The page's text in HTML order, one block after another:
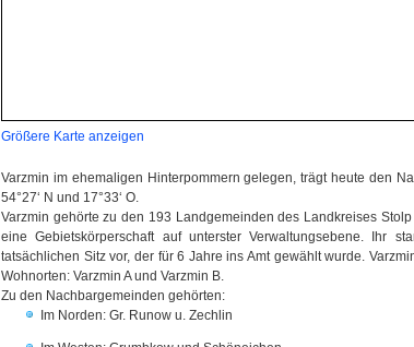
Größere Karte anzeigen
Varzmin im ehemaligen Hinterpommern gelegen, trägt heute den
54°27‘ N und 17°33‘ O.
Varzmin gehörte zu den 193 Landgemeinden des Landkreises
eine Gebietskörperschaft auf unterster Verwaltungsebene. Ihr
tatsächlichen Sitz vor, der für 6 Jahre ins Amt gewählt wurde.
Wohnorten: Varzmin A und Varzmin B.
Zu den Nachbargemeinden gehörten:
Im Norden: Gr. Runow u. Zechlin